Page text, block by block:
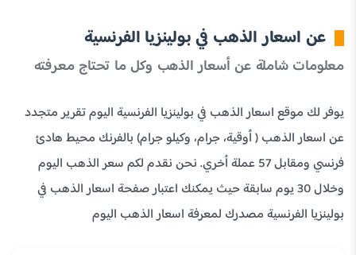
عن اسعار الذهب في بولينزيا الفرنسية
معلومات شاملة عن أسعار الذهب وكل ما تحتاج معرفته
يوفر لك موقع اسعار الذهب في بولينزيا الفرنسية اليوم تقرير متجدد
عن اسعار الذهب ( أوقية، جرام، وكيلو جرام) بالفرنك محيط هادئ
فرنسي ومقابل 57 عملة أخري. نحن نقدم لكم سعر الذهب اليوم
وخلال 30 يوم سابقة حيث يمكنك اعتبار صفحة اسعار الذهب في
بولينزيا الفرنسية مصدرك لمعرفة اسعار الذهب اليوم